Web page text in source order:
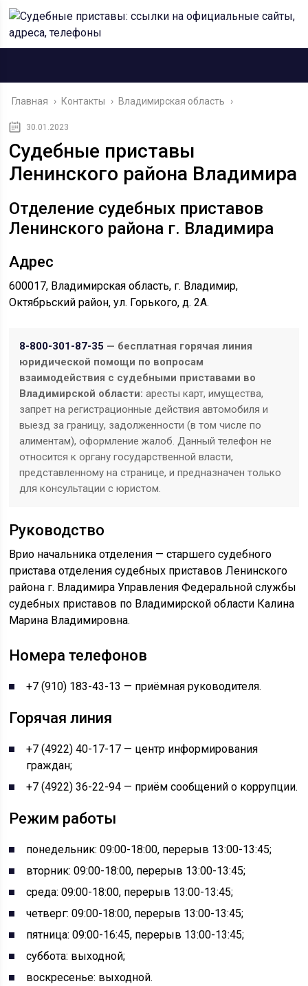
Главная › Контакты › Владимирская область ›
30.01.2023
Судебные приставы
Ленинского района Владимира
Отделение судебных приставов
Ленинского района г. Владимира
Адрес
600017, Владимирская область, г. Владимир,
Октябрьский район, ул. Горького, д. 2А.
8-800-301-87-35 — бесплатная горячая линия
юридической помощи по вопросам
взаимодействия с судебными приставами во
Владимирской области: аресты карт, имущества,
запрет на регистрационные действия автомобиля и
выезд за границу, задолженности (в том числе по
алиментам), оформление жалоб. Данный телефон не
относится к органу государственной власти,
представленному на странице, и предназначен только
для консультации с юристом.
Руководство
Врио начальника отделения — старшего судебного
пристава отделения судебных приставов Ленинского
района г. Владимира Управления Федеральной службы
судебных приставов по Владимирской области Калина
Марина Владимировна.
Номера телефонов
+7 (910) 183-43-13 — приёмная руководителя.
Горячая линия
+7 (4922) 40-17-17 — центр информирования
граждан;
+7 (4922) 36-22-94 — приём сообщений о коррупции.
Режим работы
понедельник: 09:00-18:00, перерыв 13:00-13:45;
вторник: 09:00-18:00, перерыв 13:00-13:45;
среда: 09:00-18:00, перерыв 13:00-13:45;
четверг: 09:00-18:00, перерыв 13:00-13:45;
пятница: 09:00-16:45, перерыв 13:00-13:45;
суббота: выходной;
воскресенье: выходной.